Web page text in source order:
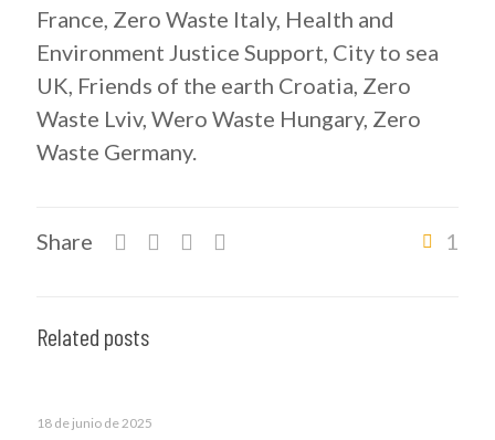
France, Zero Waste Italy, Health and
Environment Justice Support, City to sea
UK, Friends of the earth Croatia, Zero
Waste Lviv, Wero Waste Hungary, Zero
Waste Germany.
Share 1
Related posts
18 de junio de 2025